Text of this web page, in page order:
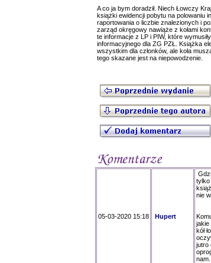
A co ja bym doradził. Niech Łowczy
książki ewidencji pobytu na polowaniu
raportowania o liczbie znalezionych i
zarząd okręgowy nawiąże z kołami
te informacje z LP i PIW, które
informacyjnego dla ZG PZŁ. Książka
wszystkim dla członków, ale koła
tego skazane jest na niepowodzenie.
05-03-2020 15:18 Hupert
tylko
nie
jakie
kół
jutro